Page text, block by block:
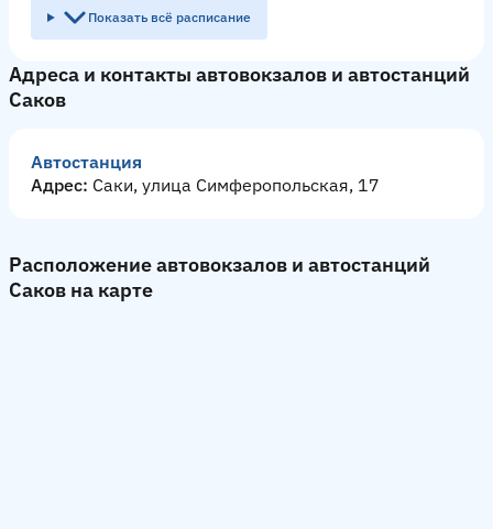
Показать всё расписание
Адреса и контакты автовокзалов и автостанций
Саков
Автостанция
Адрес: Саки, улица Симферопольская, 17
Расположение автовокзалов и автостанций
Саков на карте